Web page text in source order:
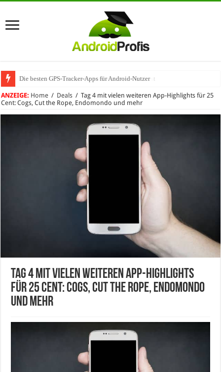
Die besten GPS-Tracker-Apps für Android-Nutzer
Umhängeband fürs Handy: Warum das praktisch ist
ANZEIGE: Home / Deals / Tag 4 mit vielen weiteren App-Highlights für 25
Cent: Cogs, Cut the Rope, Endomondo und mehr
Tag 4 mit vielen weiteren App-Highlights
für 25 Cent: Cogs, Cut the Rope, Endomondo
und mehr